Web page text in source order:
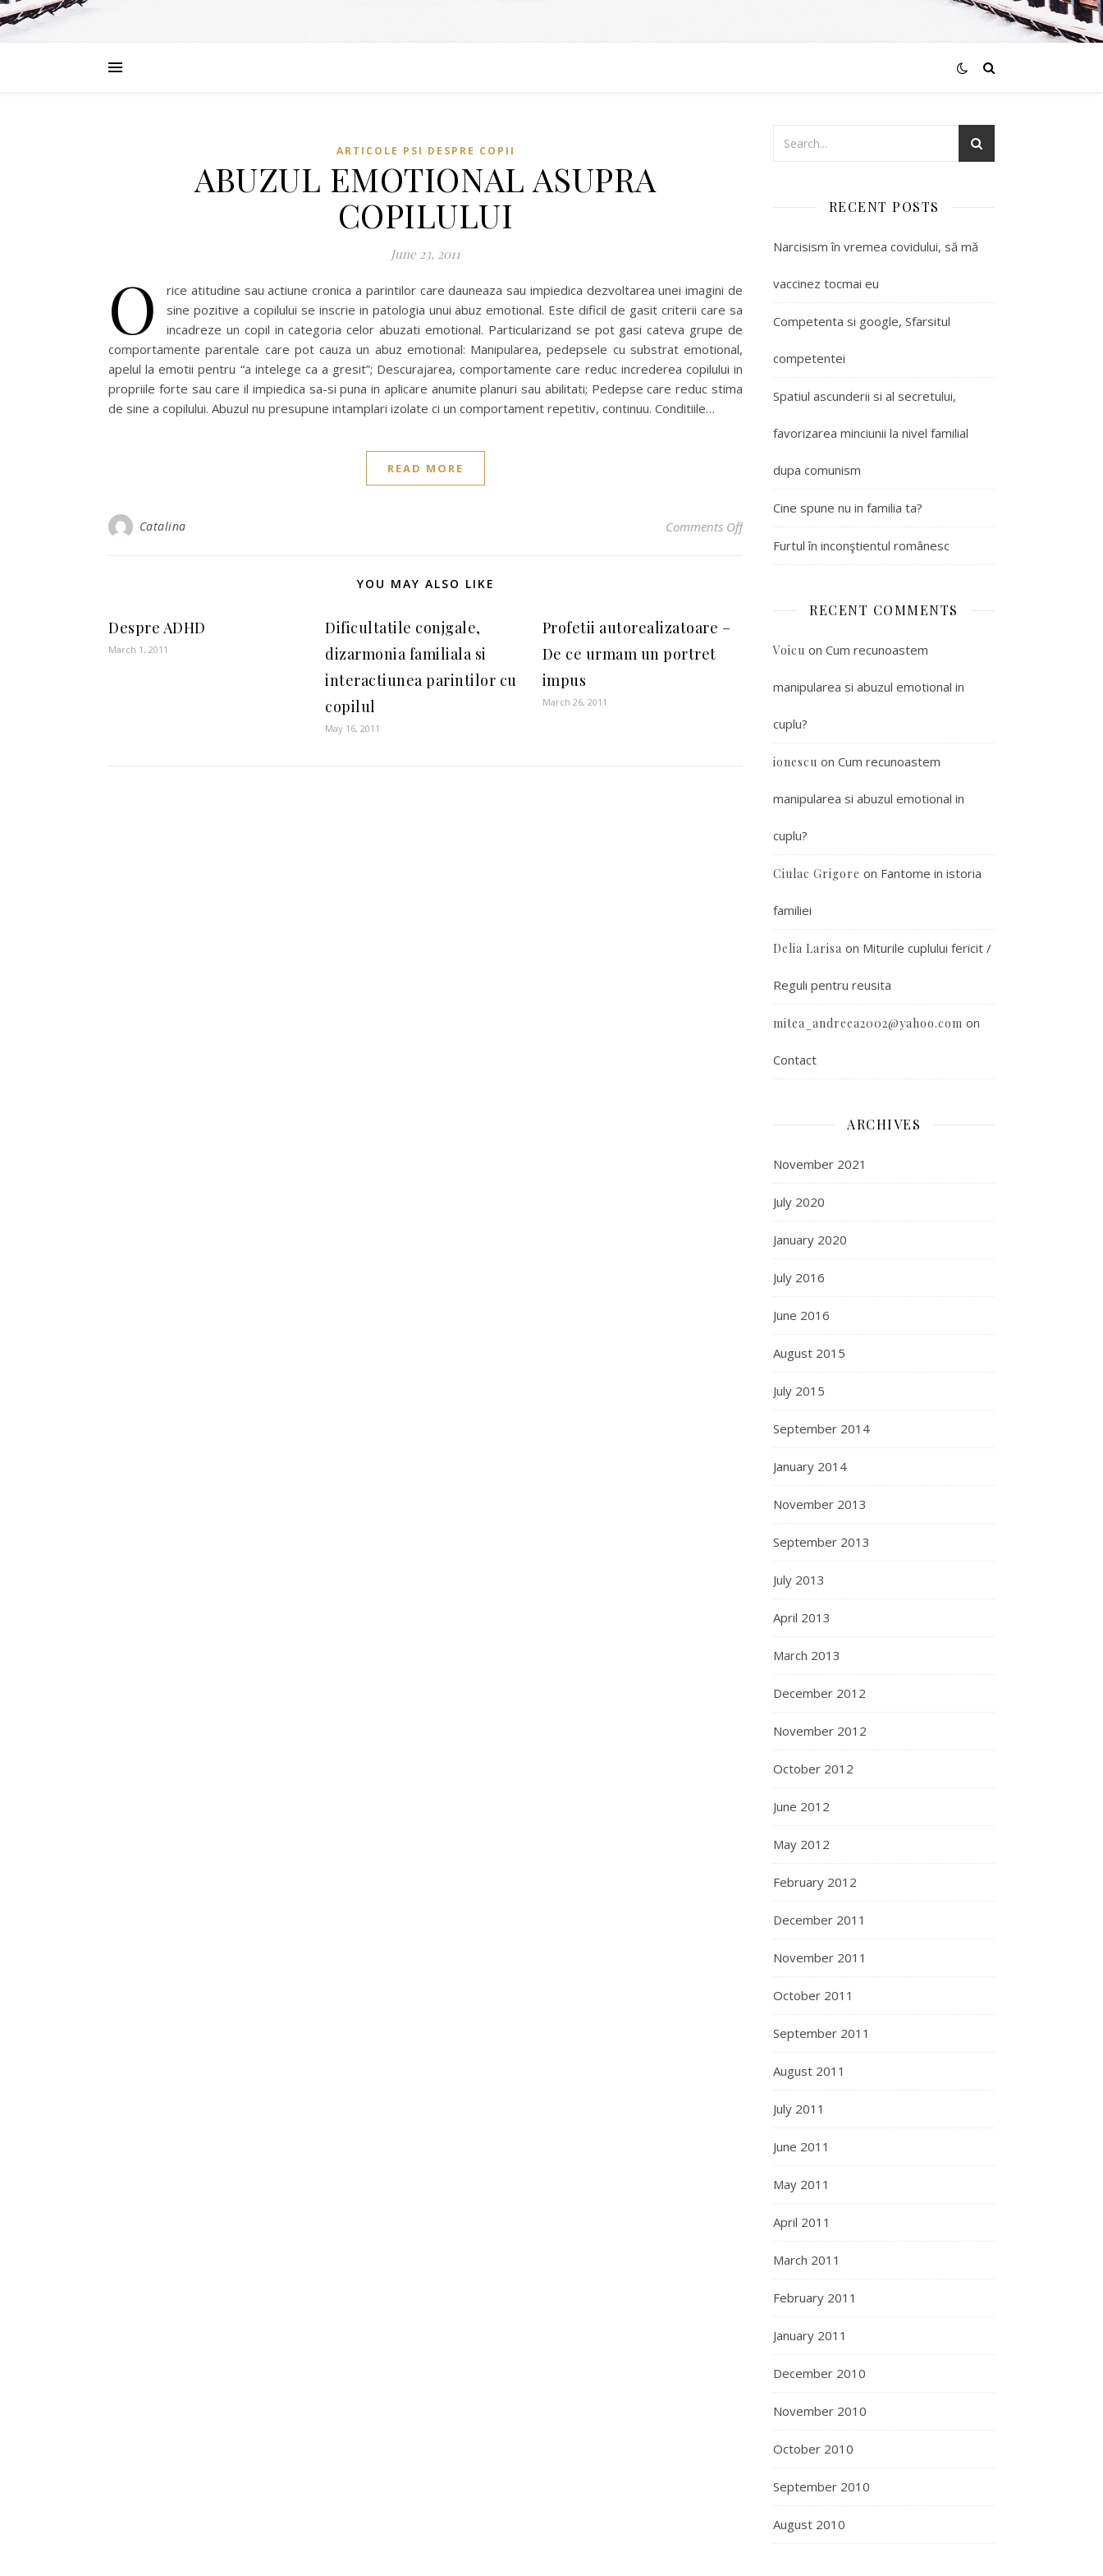
ARTICOLE PSI DESPRE COPII
ABUZUL EMOTIONAL ASUPRA
COPILULUI
June 23, 2011
O
rice atitudine sau actiune cronica a parintilor care dauneaza sau impiedica dezvoltarea unei imagini de
sine pozitive a copilului se inscrie in patologia unui abuz emotional. Este dificil de gasit criterii care sa
incadreze un copil in categoria celor abuzati emotional. Particularizand se pot gasi cateva grupe de
comportamente parentale care pot cauza un abuz emotional: Manipularea, pedepsele cu substrat emotional,
apelul la emotii pentru “a intelege ca a gresit”; Descurajarea, comportamente care reduc increderea copilului in
propriile forte sau care il impiedica sa-si puna in aplicare anumite planuri sau abilitati; Pedepse care reduc stima
de sine a copilului. Abuzul nu presupune intamplari izolate ci un comportament repetitiv, continuu. Conditiile…
READ MORE
Catalina Comments Off
YOU MAY ALSO LIKE
Despre ADHD
March 1, 2011
Dificultatile conjgale,
dizarmonia familiala si
interactiunea parintilor cu
copilul
May 16, 2011
Profetii autorealizatoare –
De ce urmam un portret
impus
March 26, 2011
RECENT POSTS
Narcisism în vremea covidului, să mă
vaccinez tocmai eu
Competenta si google, Sfarsitul
competentei
Spatiul ascunderii si al secretului,
favorizarea minciunii la nivel familial
dupa comunism
Cine spune nu in familia ta?
Furtul în inconştientul românesc
RECENT COMMENTS
Voicu on Cum recunoastem
manipularea si abuzul emotional in
cuplu?
ionescu on Cum recunoastem
manipularea si abuzul emotional in
cuplu?
Ciulac Grigore on Fantome in istoria
familiei
Delia Larisa on Miturile cuplului fericit /
Reguli pentru reusita
mitea_andreea2002@yahoo.com on
Contact
ARCHIVES
November 2021
July 2020
January 2020
July 2016
June 2016
August 2015
July 2015
September 2014
January 2014
November 2013
September 2013
July 2013
April 2013
March 2013
December 2012
November 2012
October 2012
June 2012
May 2012
February 2012
December 2011
November 2011
October 2011
September 2011
August 2011
July 2011
June 2011
May 2011
April 2011
March 2011
February 2011
January 2011
December 2010
November 2010
October 2010
September 2010
August 2010